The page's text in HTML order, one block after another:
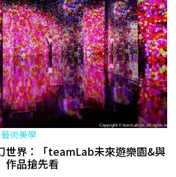
術美學
世界：「teamLab未來遊樂園&與
作品搶先看